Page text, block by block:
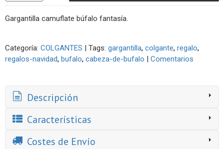
Gargantilla camuflate búfalo fantasía.
Categoría: COLGANTES Tags: gargantilla colgante regalo
regalos-navidad
bufalo cabeza-de-bufalo Comentarios
Descripción
Características
Costes de Envío